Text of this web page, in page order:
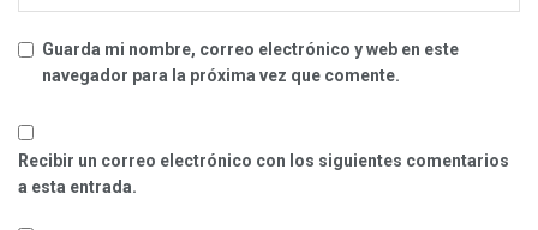
Guarda mi nombre, correo electrónico y web en este
navegador para la próxima vez que comente.
Recibir un correo electrónico con los siguientes comentarios
a esta entrada.